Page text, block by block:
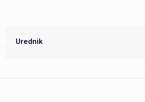
Urednik